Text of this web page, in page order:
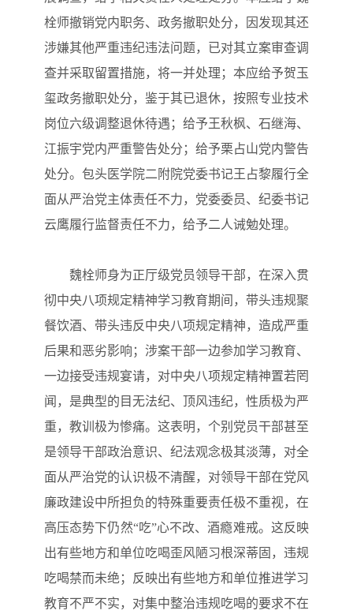
栓师撤销党内职务、政务撤职处分，因发现其还
涉嫌其他严重违纪违法问题，已对其立案审查调
查并采取留置措施，将一并处理；本应给予贺玉
玺政务撤职处分，鉴于其已退休，按照专业技术
岗位六级调整退休待遇；给予王秋枫、石继海、
江振宇党内严重警告处分；给予栗占山党内警告
处分。包头医学院二附院党委书记王占黎履行全
面从严治党主体责任不力，党委委员、纪委书记
云鹰履行监督责任不力，给予二人诫勉处理。
魏栓师身为正厅级党员领导干部，在深入贯
彻中央八项规定精神学习教育期间，带头违规聚
餐饮酒、带头违反中央八项规定精神，造成严重
后果和恶劣影响；涉案干部一边参加学习教育、
一边接受违规宴请，对中央八项规定精神置若罔
闻，是典型的目无法纪、顶风违纪，性质极为严
重，教训极为惨痛。这表明，个别党员干部甚至
是领导干部政治意识、纪法观念极其淡薄，对全
面从严治党的认识极不清醒，对领导干部在党风
廉政建设中所担负的特殊重要责任极不重视，在
高压态势下仍然“吃”心不改、酒瘾难戒。这反映
出有些地方和单位吃喝歪风陋习根深蒂固，违规
吃喝禁而未绝；反映出有些地方和单位推进学习
教育不严不实，对集中整治违规吃喝的要求不在